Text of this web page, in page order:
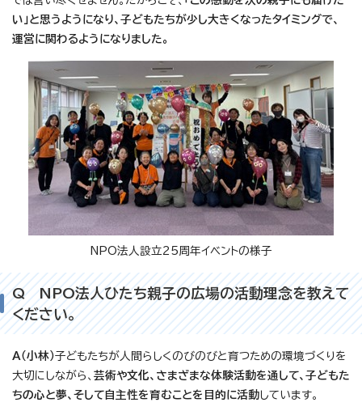
い」と思うようになり、子どもたちが少し大きくなったタイミングで、
運営に関わるようになりました。
NPO法人設立25周年イベントの様子
Q NPO法人ひたち親子の広場の活動理念を教えて
ください。
A（小林）子どもたちが人間らしくのびのびと育つための環境づくりを
大切にしながら、 芸術や文化、さまざまな体験活動を通して、子どもた
ちの心と夢、そして自主性を育むことを目的に活動 しています。